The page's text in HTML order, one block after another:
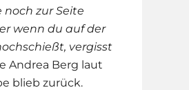
zur Seite
wenn du auf der
vergisst
Andrea Berg laut
blieb zurück.